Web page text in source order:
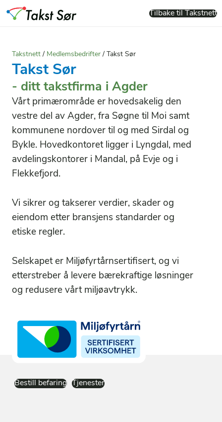
Tilbake til Takstnett
Takstnett / Medlemsbedrifter / Takst Sør
Takst Sør
- ditt takstfirma i Agder
Vårt primærområde er hovedsakelig den
vestre del av Agder, fra Søgne til Moi samt
kommunene nordover til og med Sirdal og
Bykle. Hovedkontoret ligger i Lyngdal, med
avdelingskontorer i Mandal, på Evje og i
Flekkefjord.
Vi sikrer og takserer verdier, skader og
eiendom etter bransjens standarder og
etiske regler.
Selskapet er Miljøfyrtårnsertifisert, og vi
etterstreber å levere bærekraftige løsninger
og redusere vårt miljøavtrykk.
Bestill befaring Tjenester